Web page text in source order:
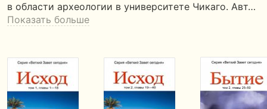
в области археологии в университете Чикаго. Авт…
Показать больше